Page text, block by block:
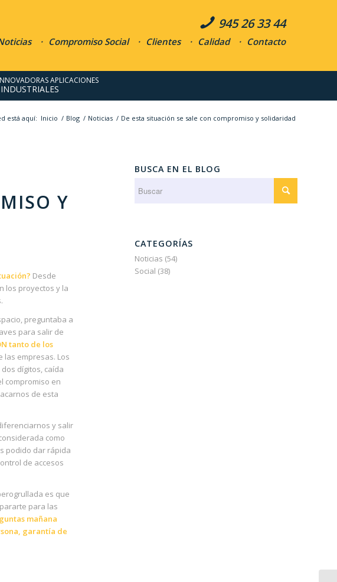
945 26 33 44
Compromiso Social Clientes Calidad Contacto
APLICACIONES
INDUSTRIALES
está aquí: Inicio / Blog / Noticias / De esta situación se sale con compromiso y solidaridad
Y
Desde
los proyectos y la
preguntaba a
para salir de
tanto de los
las empresas. Los
dígitos, caída
compromiso en
de esta
y salir
como
podido dar rápida
de accesos
es que
para las
mañana
garantía de
BUSCA EN EL BLOG
CATEGORÍAS
Noticias (54)
Social (38)